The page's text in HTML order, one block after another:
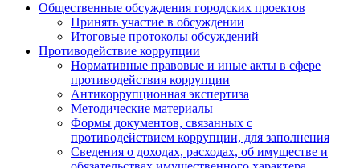
Общественные обсуждения городских проектов
Принять участие в обсуждении
Итоговые протоколы обсуждений
Противодействие коррупции
Нормативные правовые и иные акты в сфере
противодействия коррупции
Антикоррупционная экспертиза
Методические материалы
Формы документов, связанных с
противодействием коррупции, для заполнения
Сведения о доходах, расходах, об имуществе и